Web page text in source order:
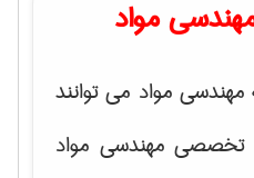
مواد
مواد می توانند
تخصصی مهندسی مواد